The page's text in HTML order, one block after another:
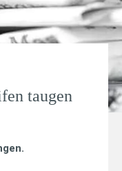
taugen
.